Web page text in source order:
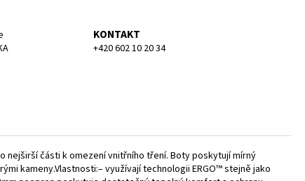
KONTAKT
+420 602 10 20 34
nejširší části k omezení vnitřního tření. Boty poskytují mírný
kameny.Vlastnosti:– využívají technologii ERGO™ stejně jako